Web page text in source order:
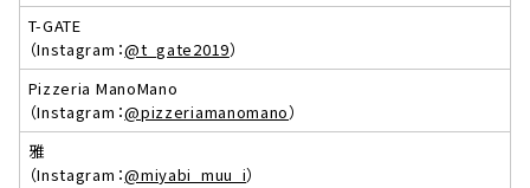
T-GATE
（Instagram：@t_gate2019）
Pizzeria ManoMano
（Instagram：@pizzeriamanomano）
雅
（Instagram：@miyabi_muu_i）